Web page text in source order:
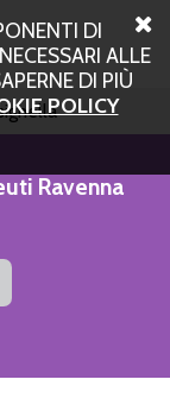
DI
ALLE
DI PIÙ
POLICY
Ravenna